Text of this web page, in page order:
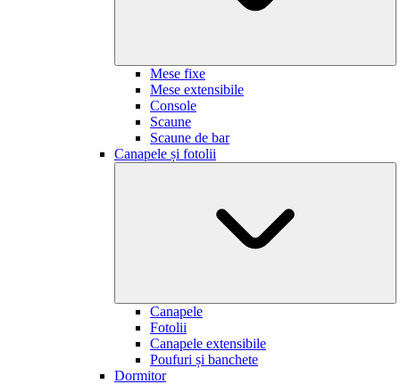
Mese fixe
Mese extensibile
Console
Scaune
Scaune de bar
Canapele și fotolii
Canapele
Fotolii
Canapele extensibile
Poufuri și banchete
Dormitor